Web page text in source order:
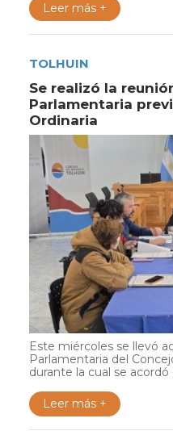
Leer más +
TOLHUIN
Se realizó la
Parlamentaria
Ordinaria
Este miércoles se llevó
Parlamentaria del
durante la cual se acordó
Leer más +